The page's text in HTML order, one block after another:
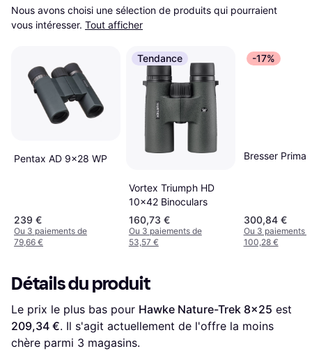
Nous avons choisi une sélection de produits qui pourraient
vous intéresser. Tout afficher
Pentax AD 9x28 WP
239 €
Ou 3 paiements de
79,66 €
Tendance
Vortex Triumph HD
10x42 Binoculars
160,73 €
Ou 3 paiements de
53,57 €
-17%
Bresser
300,84 €
Ou 3 paiements
100,28 €
Détails du produit
Le prix le plus bas pour Hawke Nature-Trek 8x25
209,34 €. Il s'agit actuellement de l'offre la moins
chère parmi 3 magasins.